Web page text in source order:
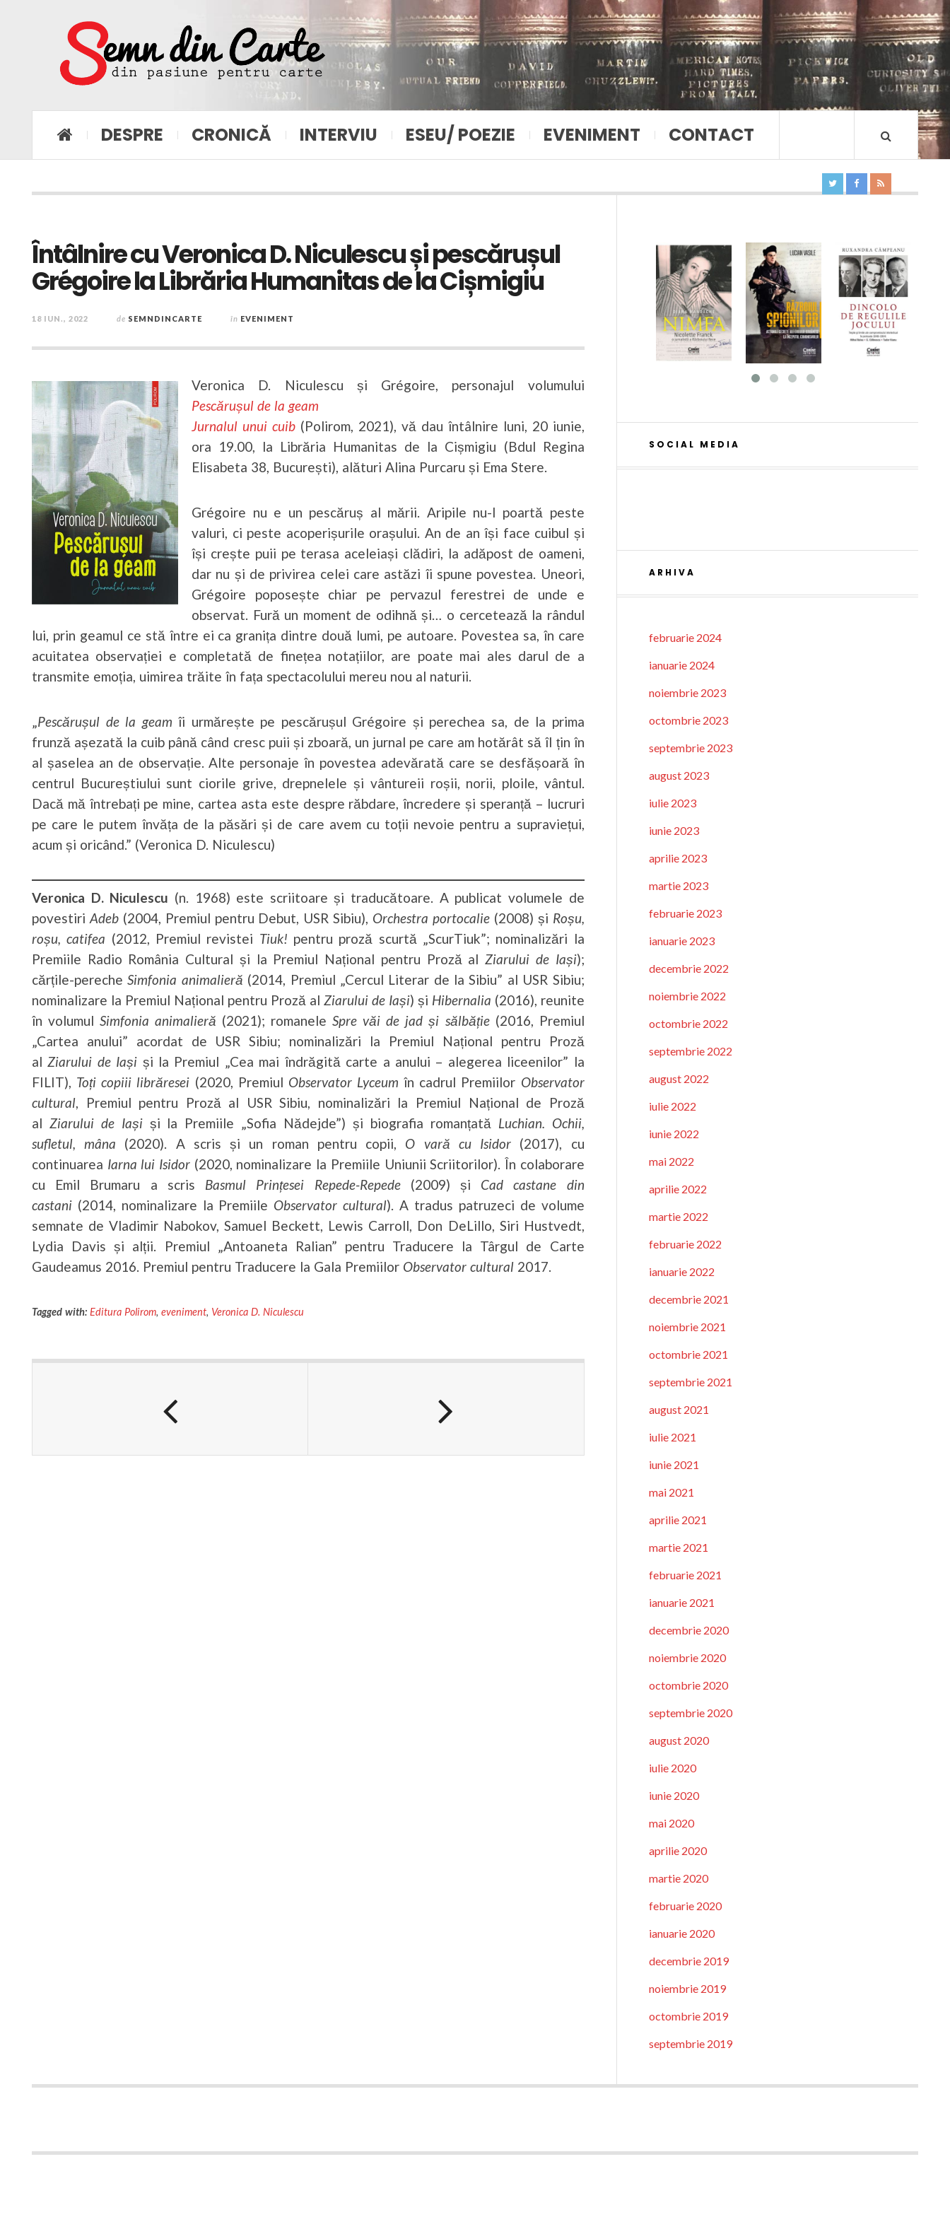
DESPRE CRONICĂ INTERVIU ESEU/ POEZIE EVENIMENT CONTACT
Întâlnire cu Veronica D. Niculescu și pescărușul
Grégoire la Librăria Humanitas de la Cișmigiu
18 IUN., 2022 de SEMNDINCARTE în EVENIMENT
Veronica D. Niculescu și Grégoire, personajul volumului
Pescărușul de la geam
Jurnalul unui cuib(Polirom, 2021), vă dau întâlnire luni, 20 iunie,
ora 19.00, la Librăria Humanitas de la Cișmigiu (Bdul Regina
Elisabeta 38, București), alături Alina Purcaru și Ema Stere.
Grégoire nu e un pescăruș al mării. Aripile nu-l poartă peste
valuri, ci peste acoperișurile orașului. An de an își face cuibul și
își crește puii pe terasa aceleiași clădiri, la adăpost de oameni,
dar nu și de privirea celei care astăzi îi spune povestea. Uneori,
Grégoire poposește chiar pe pervazul ferestrei de unde e
observat. Fură un moment de odihnă și… o cercetează la rândul
lui, prin geamul ce stă între ei ca granița dintre două lumi, pe autoare. Povestea sa, în care
acuitatea observației e completată de finețea notațiilor, are poate mai ales darul de a
transmite emoția, uimirea trăite în fața spectacolului mereu nou al naturii.
„Pescărușul de la geam îi urmărește pe pescărușul Grégoire și perechea sa, de la prima
frunză așezată la cuib până când cresc puii și zboară, un jurnal pe care am hotărât să îl țin în
al șaselea an de observație. Alte personaje în povestea adevărată care se desfășoară în
centrul Bucureștiului sunt ciorile grive, drepnelele și vântureii roșii, norii, ploile, vântul.
Dacă mă întrebați pe mine, cartea asta este despre răbdare, încredere și speranță – lucruri
pe care le putem învăța de la păsări și de care avem cu toții nevoie pentru a supraviețui,
acum și oricând.” (Veronica D. Niculescu)
Veronica D. Niculescu (n. 1968) este scriitoare și traducătoare. A publicat volumele de
povestiri Adeb(2004, Premiul pentru Debut, USR Sibiu), Orchestra portocalie(2008) și Roșu,
roșu, catifea (2012, Premiul revistei Tiuk! pentru proză scurtă „ScurTiuk”; nominalizări la
Premiile Radio România Cultural și la Premiul Național pentru Proză alZiarului de Iași);
cărțile-perecheSimfonia animalieră (2014, Premiul „Cercul Literar de la Sibiu” al USR Sibiu;
nominalizare la Premiul Național pentru Proză al Ziarului de Iași) și Hibernalia (2016), reunite
în volumulSimfonia animalieră (2021); romaneleSpre văi de jad și sălbăție(2016, Premiul
„Cartea anului” acordat de USR Sibiu; nominalizări la Premiul Național pentru Proză
alZiarului de Iași și la Premiul „Cea mai îndrăgită carte a anului – alegerea liceenilor” la
FILIT), Toți copiii librăresei (2020, Premiul Observator Lyceum în cadrul Premiilor Observator
cultural, Premiul pentru Proză al USR Sibiu, nominalizări la Premiul Național de Proză
al Ziarului de Iașiși la Premiile „Sofia Nădejde”) și biografia romanțată Luchian. Ochii,
sufletul, mâna (2020). A scris și un roman pentru copii, O vară cu Isidor (2017), cu
continuarea Iarna lui Isidor (2020, nominalizare la Premiile Uniunii Scriitorilor). În colaborare
cu Emil Brumaru a scris Basmul Prințesei Repede-Repede(2009) și Cad castane din
castani (2014, nominalizare la Premiile Observator cultural). A tradus patruzeci de volume
semnate de Vladimir Nabokov, Samuel Beckett, Lewis Carroll, Don DeLillo, Siri Hustvedt,
Lydia Davis și alții. Premiul „Antoaneta Ralian” pentru Traducere la Târgul de Carte
Gaudeamus 2016. Premiul pentru Traducere la Gala Premiilor Observator cultural2017.
Tagged with: Editura Polirom, eveniment, Veronica D. Niculescu
SOCIAL MEDIA
ARHIVA
februarie 2024
ianuarie 2024
noiembrie 2023
octombrie 2023
septembrie 2023
august 2023
iulie 2023
iunie 2023
aprilie 2023
martie 2023
februarie 2023
ianuarie 2023
decembrie 2022
noiembrie 2022
octombrie 2022
septembrie 2022
august 2022
iulie 2022
iunie 2022
mai 2022
aprilie 2022
martie 2022
februarie 2022
ianuarie 2022
decembrie 2021
noiembrie 2021
octombrie 2021
septembrie 2021
august 2021
iulie 2021
iunie 2021
mai 2021
aprilie 2021
martie 2021
februarie 2021
ianuarie 2021
decembrie 2020
noiembrie 2020
octombrie 2020
septembrie 2020
august 2020
iulie 2020
iunie 2020
mai 2020
aprilie 2020
martie 2020
februarie 2020
ianuarie 2020
decembrie 2019
noiembrie 2019
octombrie 2019
septembrie 2019